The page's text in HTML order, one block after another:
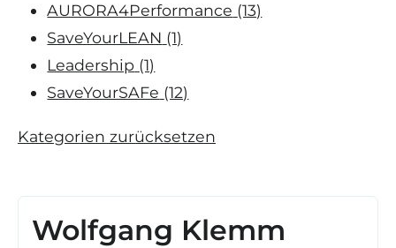
AURORA4Performance (13)
SaveYourLEAN (1)
Leadership (1)
SaveYourSAFe (12)
Kategorien zurücksetzen
Wolfgang Klemm